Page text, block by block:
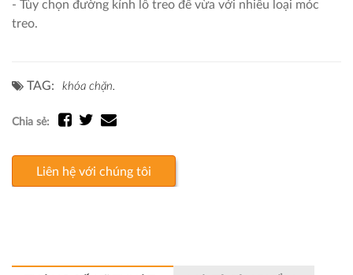
- Tùy chọn đường kính lỗ treo để vừa với nhiều loại móc
treo.
TAG: khóa chặn.
Chia sẻ:
Liên hệ với chúng tôi